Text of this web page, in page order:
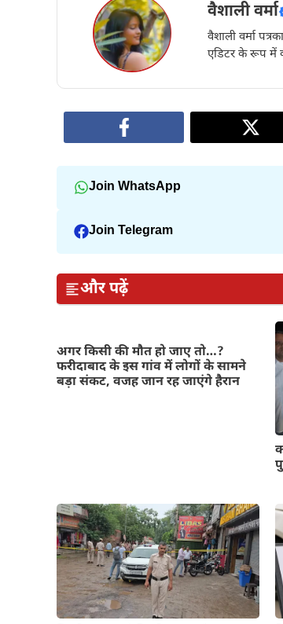
वैशाली वर्मा
वैशाली वर्मा
एडिटर के रूप में
Join WhatsApp
Join Telegram
और पढ़ें
अगर किसी की मौत हो जाए तो…?
फरीदाबाद के इस गांव में लोगों के सामने
बड़ा संकट, वजह जान रह जाएंगे हैरान